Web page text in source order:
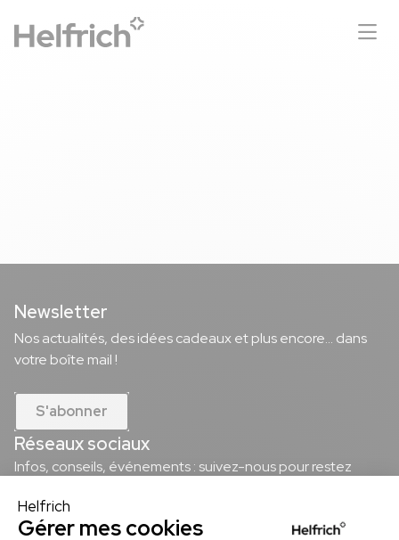
Newsletter
Nos actualités, des idées cadeaux et plus encore... dans
votre boîte mail !
S'abonner
Réseaux sociaux
Infos, conseils, événements : suivez-nous pour restez
salariés !